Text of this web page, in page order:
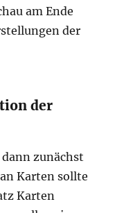
am Ende
der
der
zunächst
Karten sollte
Karten